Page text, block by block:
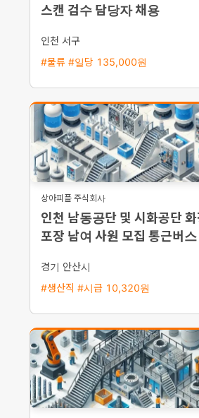
스캔 검수 담당자 채용
인천 서구
#물류 #일당 135,000원
상아피플 주식회사
인천 남동공단 및 시화공단
포장 남여 사원 모집 통근버스
경기 안산시
#생산직 #시급 10,320원